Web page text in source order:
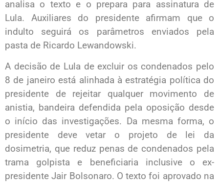
analisa o texto e o prepara para assinatura de
Lula. Auxiliares do presidente afirmam que o
indulto seguirá os parâmetros enviados pela
pasta de Ricardo Lewandowski.
A decisão de Lula de excluir os condenados pelo
8 de janeiro está alinhada à estratégia política do
presidente de rejeitar qualquer movimento de
anistia, bandeira defendida pela oposição desde
o início das investigações. Da mesma forma, o
presidente deve vetar o projeto de lei da
dosimetria, que reduz penas de condenados pela
trama golpista e beneficiaria inclusive o ex-
presidente Jair Bolsonaro. O texto foi aprovado na